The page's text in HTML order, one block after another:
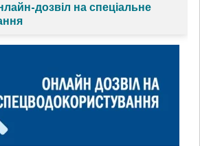
дозвіл на спеціальне